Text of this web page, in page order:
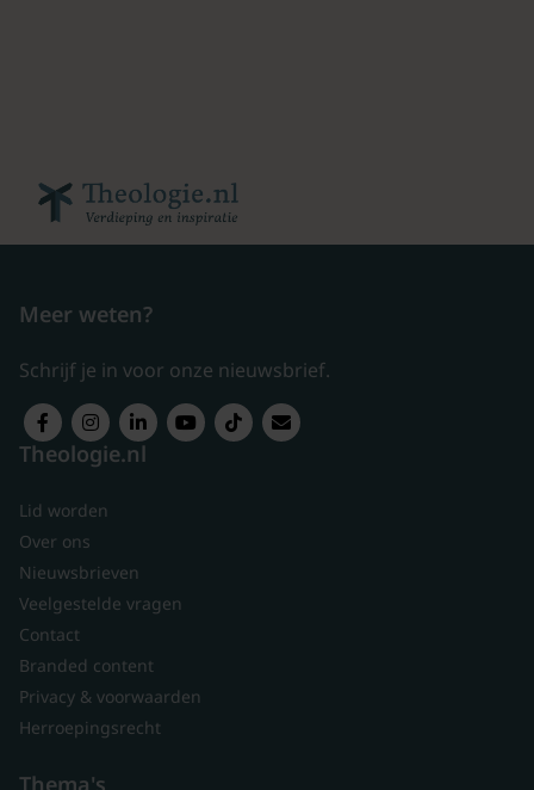
Meer weten?
Schrijf je in voor onze nieuwsbrief.
Theologie.nl
Lid worden
Over ons
Nieuwsbrieven
Veelgestelde vragen
Contact
Branded content
Privacy & voorwaarden
Herroepingsrecht